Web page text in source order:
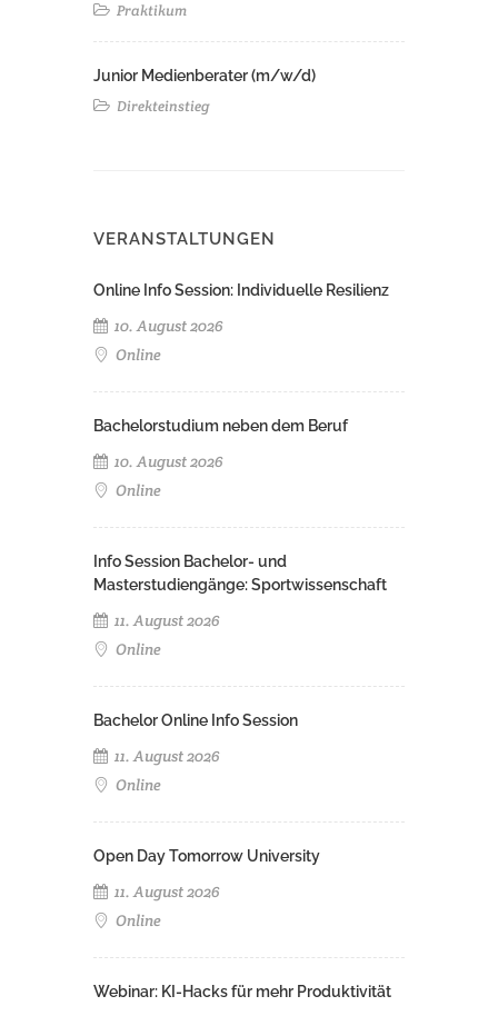
Praktikum
Junior Medienberater (m/w/d)
Direkteinstieg
VERANSTALTUNGEN
Online Info Session: Individuelle Resilienz
10. August 2026
Online
Bachelorstudium neben dem Beruf
10. August 2026
Online
Info Session Bachelor- und
Masterstudiengänge: Sportwissenschaft
11. August 2026
Online
Bachelor Online Info Session
11. August 2026
Online
Open Day Tomorrow University
11. August 2026
Online
Webinar: KI-Hacks für mehr Produktivität